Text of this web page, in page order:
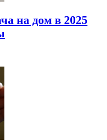
на дом в 2025